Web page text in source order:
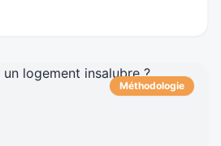
Méthodologie